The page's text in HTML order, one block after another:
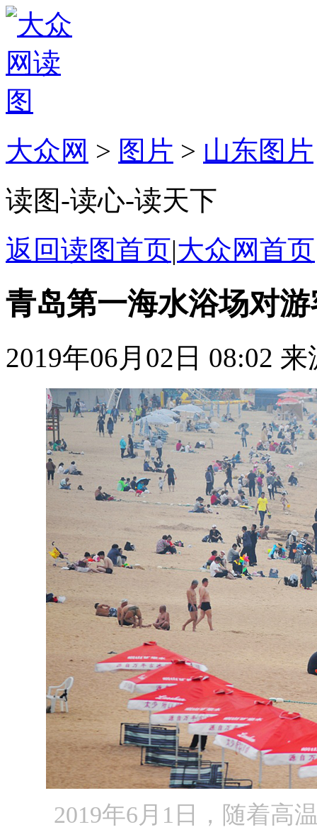
大众网 > 图片 > 山东图片
读图-读心-读天下
返回读图首页|大众网首页
青岛第一海水浴场对
2019年06月02日 08:02 来
2019年6月1日，随着高温